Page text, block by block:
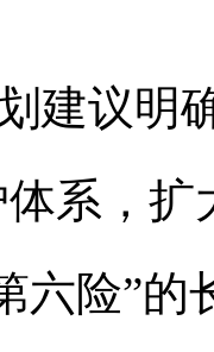
建议明
系，
六险”